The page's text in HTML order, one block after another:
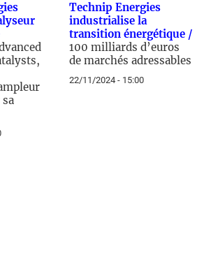
Technip Energies
industrialise la
transition énergétique /
100 milliards d’euros
de marchés adressables
22/11/2024 - 15:00